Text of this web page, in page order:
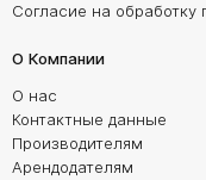
Согласие на
О Компании
О нас
Контактные данные
Производителям
Арендодателям